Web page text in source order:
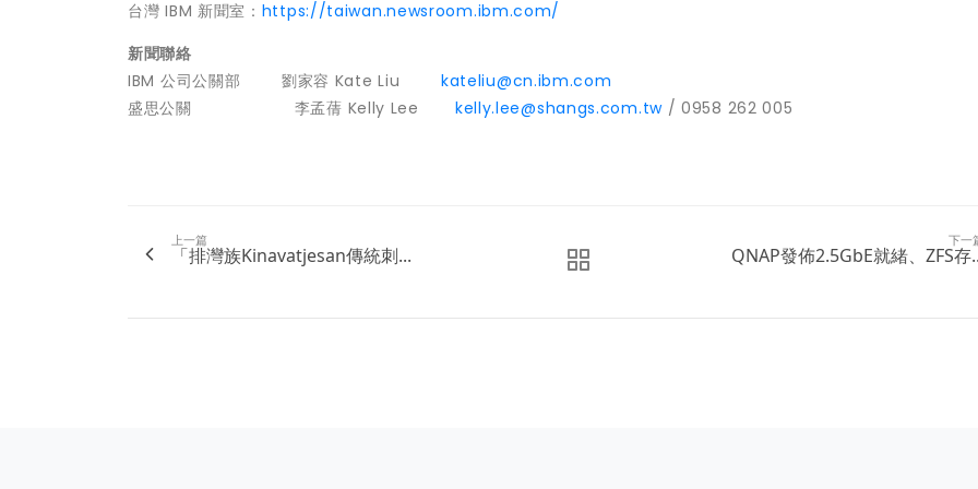
台灣 IBM 新聞室： https://taiwan.newsroom.ibm.com/
新聞聯絡
IBM 公司公關部 劉家容 Kate Liu kateliu@cn.ibm.com
盛思公關 李孟蒨 Kelly Lee kelly.lee@shangs.com.tw/ 0958 262 005
上一篇
「排灣族Kinavatjesan傳統刺...
下一
QNAP發佈2.5GbE就緒、ZFS存